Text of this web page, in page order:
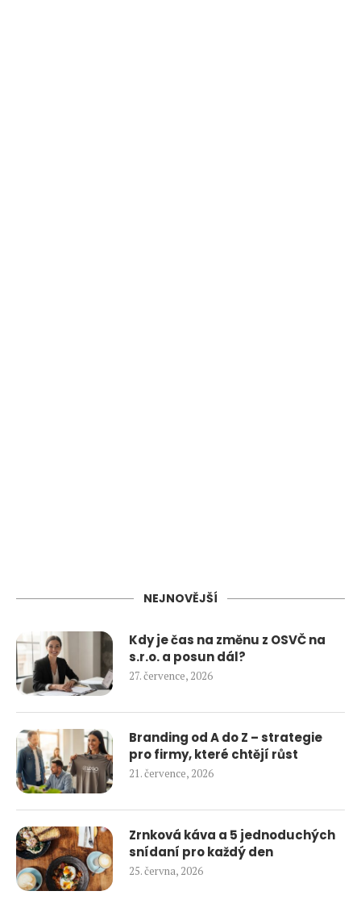
NEJNOVĚJŠÍ
Kdy je čas na změnu z OSVČ na
s.r.o. a posun dál?
27. července, 2026
Branding od A do Z – strategie
pro firmy, které chtějí růst
21. července, 2026
Zrnková káva a 5 jednoduchých
snídaní pro každý den
25. června, 2026